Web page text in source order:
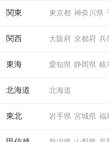
関東 東京都 神奈川県
関西 大阪府 京都府 兵
東海 愛知県 静岡県 岐
北海道 北海道
東北 岩手県 宮城県 福